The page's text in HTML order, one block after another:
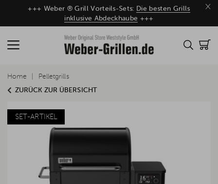
×
+++ Weber ® Grill Vorteils-Sets: Die besten Grills
inklusive Abdeckhaube +++
ZURÜCK ZUR ÜBERSICHT
Home Pelletgrills
SET-ARTIKEL